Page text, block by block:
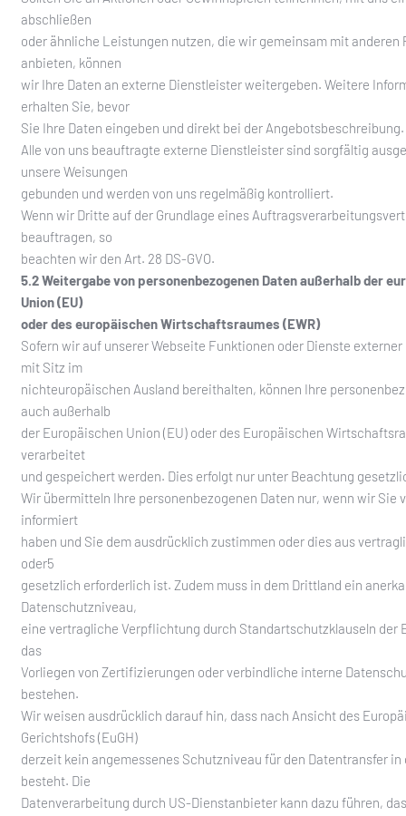
abschließen
oder ähnliche Leistungen nutzen, die wir gemeinsam mit anderen
anbieten, können
wir Ihre Daten an externe Dienstleister weitergeben. Weitere
erhalten Sie, bevor
Sie Ihre Daten eingeben und direkt bei der Angebotsbeschreibung.
Alle von uns beauftragte externe Dienstleister sind sorgfältig
unsere Weisungen
gebunden und werden von uns regelmäßig kontrolliert.
Wenn wir Dritte auf der Grundlage eines
beauftragen, so
beachten wir den Art. 28 DS-GVO.
5.2 Weitergabe von personenbezogenen Daten außerhalb der
Union (EU)
oder des europäischen Wirtschaftsraumes (EWR)
Sofern wir auf unserer Webseite Funktionen oder Dienste
mit Sitz im
nichteuropäischen Ausland bereithalten, können Ihre
auch außerhalb
der Europäischen Union (EU) oder des Europäischen
verarbeitet
und gespeichert werden. Dies erfolgt nur unter Beachtung
Wir übermitteln Ihre personenbezogenen Daten nur, wenn wir Sie
informiert
haben und Sie dem ausdrücklich zustimmen oder dies aus
oder5
gesetzlich erforderlich ist. Zudem muss in dem Drittland ein
Datenschutzniveau,
eine vertragliche Verpflichtung durch Standartschutzklauseln der
das
Vorliegen von Zertifizierungen oder verbindliche interne
bestehen.
Wir weisen ausdrücklich darauf hin, dass nach Ansicht des
Gerichtshofs (EuGH)
derzeit kein angemessenes Schutzniveau für den Datentransfer in
besteht. Die
Datenverarbeitung durch US-Dienstanbieter kann dazu führen,